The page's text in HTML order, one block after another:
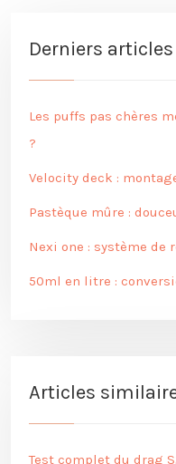
Derniers articles
Les puffs pas chères
?
Velocity deck :
Pastèque mûre :
Nexi one : système de
50ml en litre :
Articles
Test complet du drag